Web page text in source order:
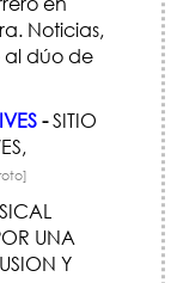
Noticias,
al dúo de
-SITIO
UNA
Y